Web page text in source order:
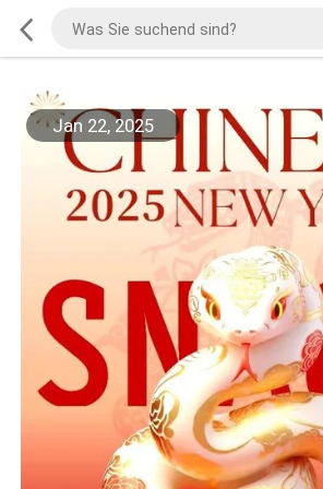
Jan 22, 2025